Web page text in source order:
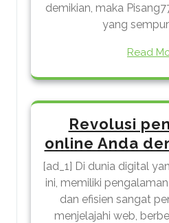
demikian, maka
yang
Read
Revolusi
online Anda
[ad_1] Di dunia digital
ini, memiliki
dan efisien sangat
menjelajahi web,